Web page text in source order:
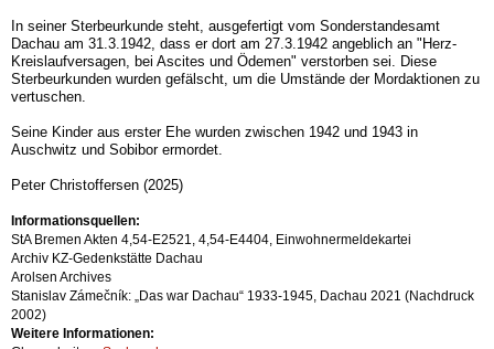
In seiner Sterbeurkunde steht, ausgefertigt vom Sonderstandesamt
Dachau am 31.3.1942, dass er dort am 27.3.1942 angeblich an "Herz-
Kreislaufversagen, bei Ascites und Ödemen" verstorben sei. Diese
Sterbeurkunden wurden gefälscht, um die Umstände der Mordaktionen zu
vertuschen.
Seine Kinder aus erster Ehe wurden zwischen 1942 und 1943 in
Auschwitz und Sobibor ermordet.
Peter Christoffersen (2025)
Informationsquellen:
StA Bremen Akten 4,54-E2521, 4,54-E4404, Einwohnermeldekartei
Archiv KZ-Gedenkstätte Dachau
Arolsen Archives
Stanislav Zámečník: „Das war Dachau“ 1933-1945, Dachau 2021 (Nachdruck
2002)
Weitere Informationen: